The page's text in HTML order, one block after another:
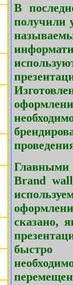
В
получили
Главными
Brand
сказано,
быстро